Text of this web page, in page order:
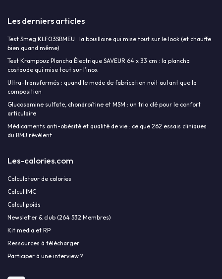
Les derniers articles
Test Smeg KLF03SBMEU : la bouilloire qui mise tout sur le look (et chauffe
bien quand même)
Test Krampouz Plancha Électrique SAVEUR 64 x 33 cm : la plancha
costaude qui mise tout sur l’inox
Ultra-transformés : quand le mode de fabrication nuit autant que la
composition
Glucosamine sulfate, chondroïtine et MSM : un trio clé pour le confort
articulaire
Médicaments anti-obésité et qualité de vie : ce que 262 essais cliniques
du BMJ révèlent
Les-calories.com
Calculateur de calories
Calcul IMC
Calcul poids
Newsletter & club (264 532 Membres)
Kit media et RP
Ressources à télécharger
Participer à une interview ?